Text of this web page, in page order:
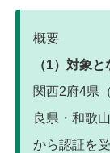
概要
（1）対象
関西2府4県
良県・和歌
から認証を